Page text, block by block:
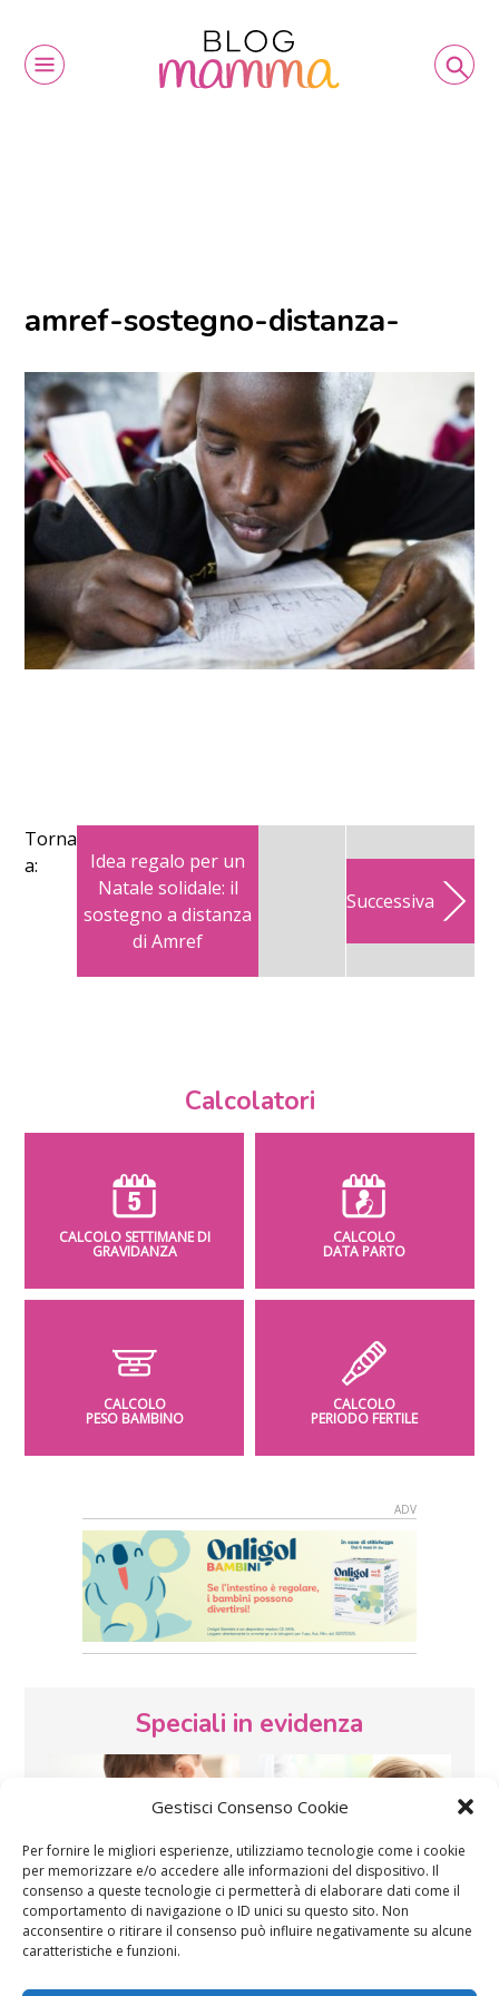
Gestisci Consenso Cookie
Per fornire le migliori esperienze, utilizziamo tecnologie come i cookie
per memorizzare e/o accedere alle informazioni del dispositivo. Il
consenso a queste tecnologie ci permetterà di elaborare dati come il
comportamento di navigazione o ID unici su questo sito. Non
acconsentire o ritirare il consenso può influire negativamente su alcune
caratteristiche e funzioni.
amref-sostegno-distanza-
Torna
a:
Idea regalo per un
Natale solidale: il
sostegno a distanza
di Amref
Successiva
Calcolatori
CALCOLO SETTIMANE DI
GRAVIDANZA
CALCOLO
DATA PARTO
CALCOLO
PESO BAMBINO
CALCOLO
PERIODO FERTILE
Speciali in evidenza
Vaccini SOS Pediatra